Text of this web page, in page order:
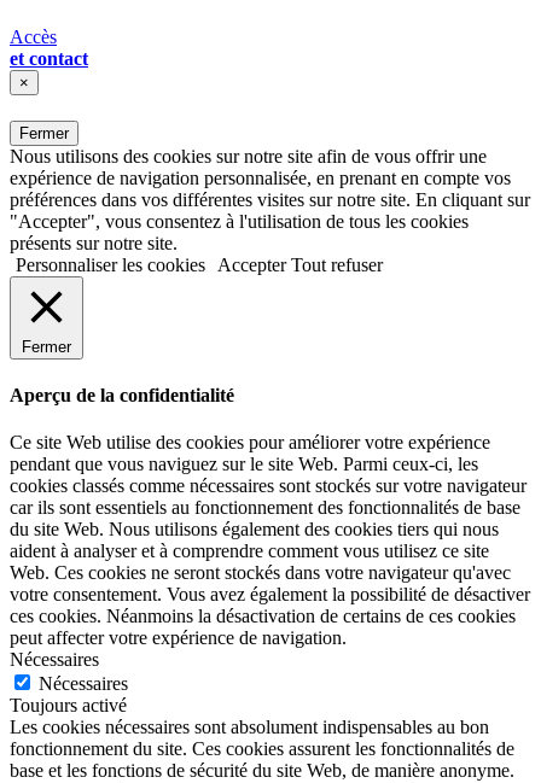
Accès
et contact
×
Fermer
Nous utilisons des cookies sur notre site afin de vous offrir une
expérience de navigation personnalisée, en prenant en compte vos
préférences dans vos différentes visites sur notre site. En cliquant sur
"Accepter", vous consentez à l'utilisation de tous les cookies
présents sur notre site.
Personnaliser les cookies
Accepter Tout refuser
Fermer
Aperçu de la confidentialité
Ce site Web utilise des cookies pour améliorer votre expérience
pendant que vous naviguez sur le site Web. Parmi ceux-ci, les
cookies classés comme nécessaires sont stockés sur votre navigateur
car ils sont essentiels au fonctionnement des fonctionnalités de base
du site Web. Nous utilisons également des cookies tiers qui nous
aident à analyser et à comprendre comment vous utilisez ce site
Web. Ces cookies ne seront stockés dans votre navigateur qu'avec
votre consentement. Vous avez également la possibilité de désactiver
ces cookies. Néanmoins la désactivation de certains de ces cookies
peut affecter votre expérience de navigation.
Nécessaires
Nécessaires
Toujours activé
Les cookies nécessaires sont absolument indispensables au bon
fonctionnement du site. Ces cookies assurent les fonctionnalités de
base et les fonctions de sécurité du site Web, de manière anonyme.